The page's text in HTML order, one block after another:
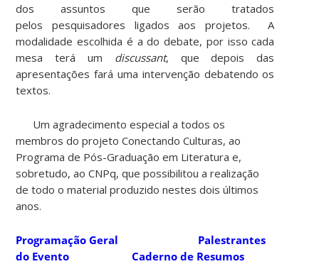
dos assuntos que serão tratados
pelos pesquisadores ligados aos projetos. A
modalidade escolhida é a do debate, por isso cada
mesa terá um discussant, que depois das
apresentações fará uma intervenção debatendo os
textos.
Um agradecimento especial a todos os
membros do projeto Conectando Culturas, ao
Programa de Pós-Graduação em Literatura e,
sobretudo, ao CNPq, que possibilitou a realização
de todo o material produzido nestes dois últimos
anos.
Programação Geral
Palestrantes
do Evento
Caderno de Resumos